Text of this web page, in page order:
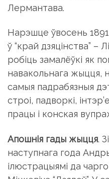
Лермантава.
Нарэшце ўвосень 1891
ў “край дзяцінства” –
робіць замалёўкі як
навакольнага жыцця,
самыя падрабязныя
строі, падворкі,
працы і конская
Апошнія гады жыцця.
наступнага года
ілюстрацыямі да